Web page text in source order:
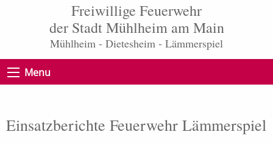
Freiwillige Feuerwehr
der Stadt Mühlheim am Main
Mühlheim - Dietesheim - Lämmerspiel
Menu
Einsatzberichte Feuerwehr Lämmerspiel